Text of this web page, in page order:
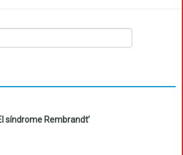
síndrome Rembrandt’